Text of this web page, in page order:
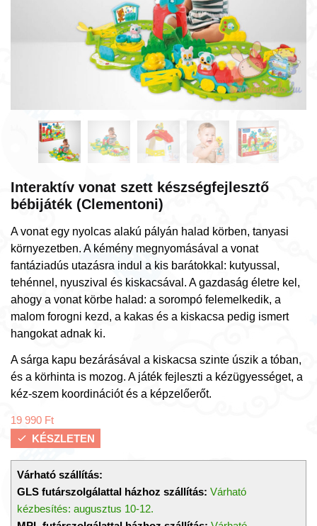
Interaktív vonat szett készségfejlesztő
bébijáték (Clementoni)
A vonat egy nyolcas alakú pályán halad körben, tanyasi
környezetben. A kémény megnyomásával a vonat
fantáziadús utazásra indul a kis barátokkal: kutyussal,
tehénnel, nyuszival és kiskacsával. A gazdaság életre kel,
ahogy a vonat körbe halad: a sorompó felemelkedik, a
malom forogni kezd, a kakas és a kiskacsa pedig ismert
hangokat adnak ki.
A sárga kapu bezárásával a kiskacsa szinte úszik a tóban,
és a körhinta is mozog. A játék fejleszti a kézügyességet, a
kéz-szem koordinációt és a képzelőerőt.
19 990 Ft
KÉSZLETEN
Várható szállítás:
GLS futárszolgálattal házhoz szállítás: Várható
kézbesítés: augusztus 10-12.